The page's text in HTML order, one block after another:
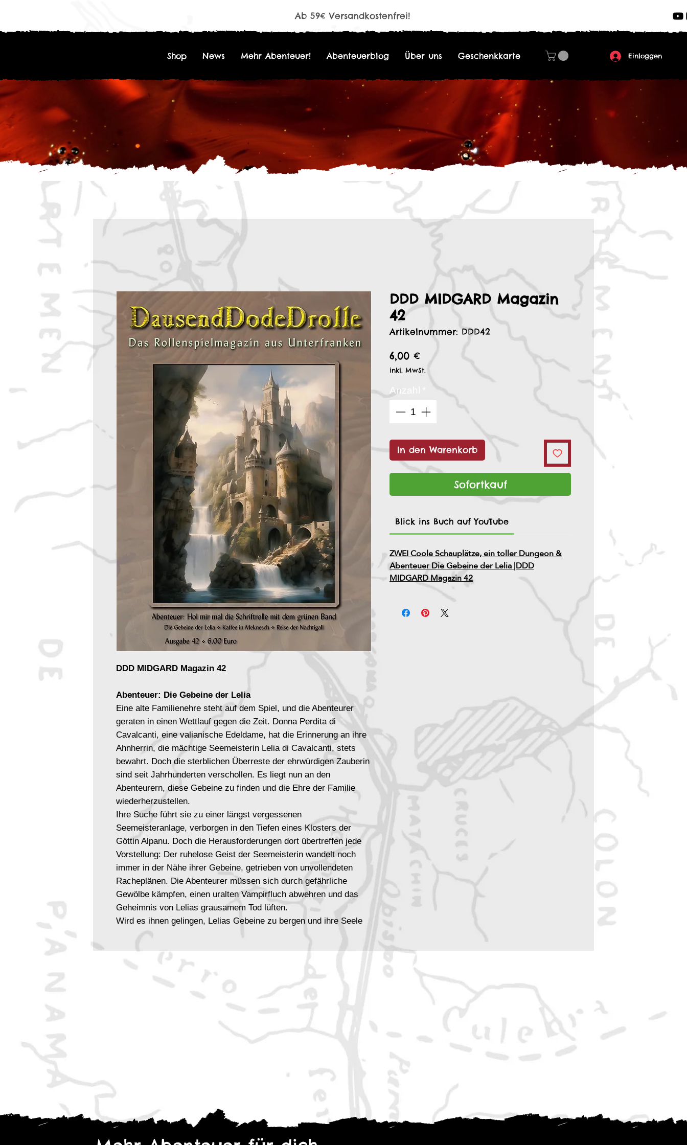
Ab 59€ Versandkostenfrei!
Shop News Mehr Abenteuer! Abenteuerblog Über uns Geschenkkarte Einloggen
DDD MIDGARD Magazin 42
Abenteuer: Die Gebeine der Lelia
Eine alte Familienehre steht auf dem Spiel, und die Abenteurer
geraten in einen Wettlauf gegen die Zeit. Donna Perdita di
Cavalcanti, eine valianische Edeldame, hat die Erinnerung an ihre
Ahnherrin, die mächtige Seemeisterin Lelia di Cavalcanti, stets
bewahrt. Doch die sterblichen Überreste der ehrwürdigen Zauberin
sind seit Jahrhunderten verschollen. Es liegt nun an den
Abenteurern, diese Gebeine zu finden und die Ehre der Familie
wiederherzustellen.
Ihre Suche führt sie zu einer längst vergessenen
Seemeisteranlage, verborgen in den Tiefen eines Klosters der
Göttin Alpanu. Doch die Herausforderungen dort übertreffen jede
Vorstellung: Der ruhelose Geist der Seemeisterin wandelt noch
immer in der Nähe ihrer Gebeine, getrieben von unvollendeten
Racheplänen. Die Abenteurer müssen sich durch gefährliche
Gewölbe kämpfen, einen uralten Vampirfluch abwehren und das
Geheimnis von Lelias grausamem Tod lüften.
Wird es ihnen gelingen, Lelias Gebeine zu bergen und ihre Seele
zu erlösen, oder werden sie den finsteren Mächten in den
Die Gebeine der Lelia
Spielercharaktere der Grade 4–7. Erkunden Sie uralte
Geheimnisse, stellen Sie sich übernatürlichen Gefahren und
decken Sie die Wahrheit über die Seemeisterin auf – bevor es zu
spät ist. Dieses Abenteuer entstand als kreatives Experiment mit
Szenario: Die Reise der Nachtigall
Beschreibung von Kapitän und Mannschaft, die das Szenario
Ebenfalls in diesem Heft enthalten ist eine ausführliche
Beschreibung eines bulugischen Kaffeehauses in Meknesch – ein
DDD MIDGARD Magazin
42
Artikelnummer: DDD42
6,00 € Preis
inkl. MwSt.
Anzahl
In den Warenkorb
Sofortkauf
Blick ins Buch auf YouTube
ZWEI Coole Schauplätze, ein toller Dungeon &
Abenteuer Die Gebeine der Lelia |DDD
MIDGARD Magazin 42